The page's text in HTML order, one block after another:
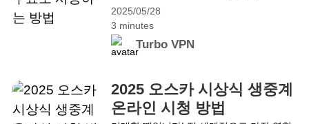
지털 라이프를 보호하세요
2025/05/28
3 minutes
Turbo VPN
YouTube Music 앱의 수정된 버전으로, 광
고 없는 음악 감상, 백그라운드 재생, 고음
질 오디오 등 프리미엄 기능을 무료로 제공
합니다. 하지만 한국에서는 YouTube Music
에 가입해야 합니다. 그렇다면 이 기능을 유
료로 사용하지 않고 사용할 수 있는 방법이
있을까요? VPN을 사용하는 방법이 있습니
2025 오스카 시상식 생중계
온라인 시청 방법